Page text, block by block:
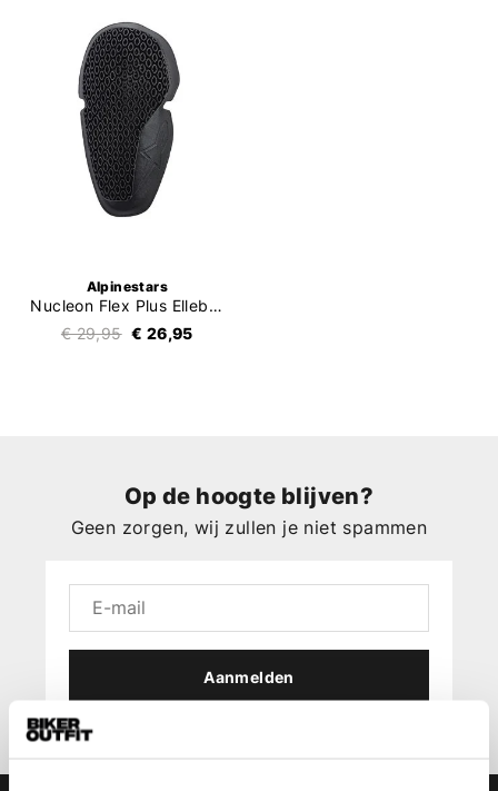
Alpinestars
Nucleon Flex Plus Elleboog Protector
€ 29,95 € 26,95
Op de hoogte blijven?
Geen zorgen, wij zullen je niet spammen
Aanmelden